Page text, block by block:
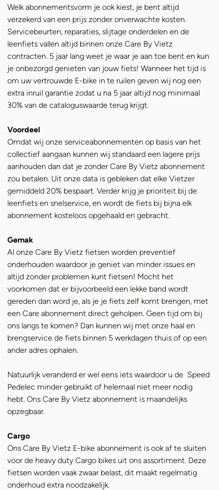
Welk abonnementsvorm je ook kiest, je bent altijd
verzekerd van een prijs zonder onverwachte kosten.
Servicebeurten, reparaties, slijtage onderdelen en de
leenfiets vallen altijd binnen onze Care By Vietz
contracten. 5 jaar lang weet je waar je aan toe bent en kun
je onbezorgd genieten van jouw fiets! Wanneer het tijd is
om uw vertrouwde E-bike in te ruilen geven wij nog een
extra inruil garantie zodat u na 5 jaar altijd nog minimaal
30% van de cataloguswaarde terug krijgt.
Voordeel
Omdat wij onze serviceabonnementen op basis van het
collectief aangaan kunnen wij standaard een lagere prijs
aanhouden dan dat je zonder Care By Vietz abonnement
zou betalen. Uit onze data is gebleken dat elke Vietzer
gemiddeld 20% bespaart. Verder krijg je prioriteit bij de
leenfiets en snelservice, en wordt de fiets bij bijna elk
abonnement kosteloos opgehaald en gebracht.
Gemak
Al onze Care By Vietz fietsen worden preventief
onderhouden waardoor je geniet van minder issues en
altijd zonder problemen kunt fietsen! Mocht het
voorkomen dat er bijvoorbeeld een lekke band wordt
gereden dan word je, als je je fiets zelf komt brengen, met
een Care abonnement direct geholpen. Geen tijd om bij
ons langs te komen? Dan kunnen wij met onze haal en
brengservice de fiets binnen 5 werkdagen thuis of op een
ander adres ophalen.
Natuurlijk veranderd er wel eens iets waardoor u de Speed
Pedelec minder gebruikt of helemaal niet meer nodig
hebt. Ons Care By Vietz abonnement is maandelijks
opzegbaar.
Cargo
Ons Care By Vietz E-bike abonnement is ook af te sluiten
voor de heavy duty Cargo bikes uit ons assortiment. Deze
fietsen worden vaak zwaar belast, dit maakt regelmatig
onderhoud extra noodzakelijk.